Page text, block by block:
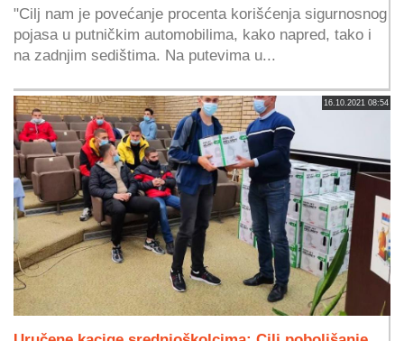
"Cilj nam je povećanje procenta korišćenja sigurnosnog
pojasa u putničkim automobilima, kako napred, tako i
na zadnjim sedištima. Na putevima u...
16.10.2021 08:54